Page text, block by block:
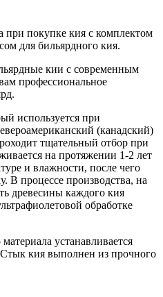
при покупке кия с комплектом
для бильярдного кия.
кии с современным
профессиональное
используется при
(канадский)
тщательный отбор при
на протяжении 1-2 лет
и влажности, после чего
В процессе производства, на
древесины каждого кия
обработке
устанавливается
кия выполнен из прочного